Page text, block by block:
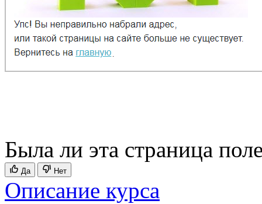
Была ли эта страница
Да Нет
Описание курса